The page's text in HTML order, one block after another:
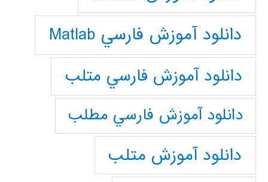
دانلود آموزش فارسي Matlab
دانلود آموزش فارسي متلب
دانلود آموزش فارسي مطلب
دانلود آموزش متلب